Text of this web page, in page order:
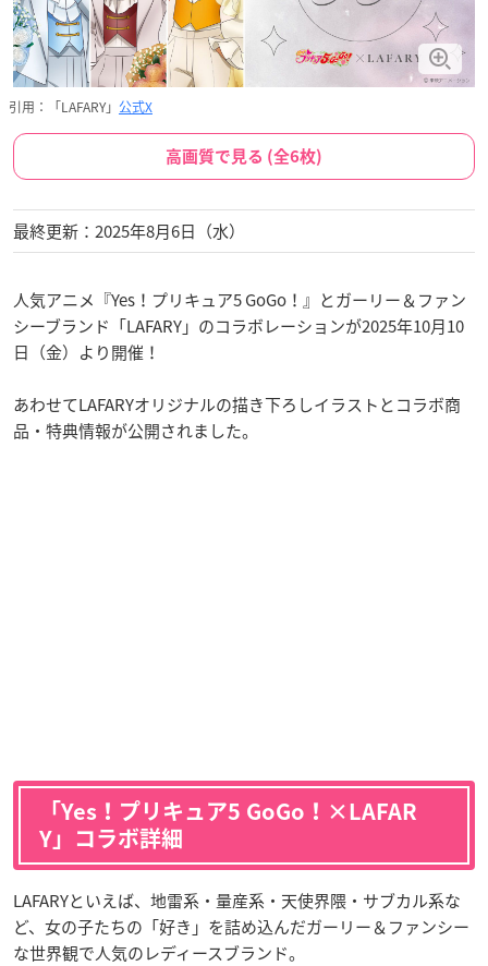
引用：「LAFARY」 公式X
高画質で見る (全6枚)
最終更新：2025年8月6日（水）
人気アニメ『Yes！プリキュア5 GoGo！』とガーリー＆ファン
シーブランド「LAFARY」のコラボレーションが2025年10月10
日（金）より開催！
あわせてLAFARYオリジナルの描き下ろしイラストとコラボ商
品・特典情報が公開されました。
「Yes！プリキュア5 GoGo！×LAFAR
Y」コラボ詳細
LAFARYといえば、地雷系・量産系・天使界隈・サブカル系な
ど、女の子たちの「好き」を詰め込んだガーリー＆ファンシー
な世界観で人気のレディースブランド。